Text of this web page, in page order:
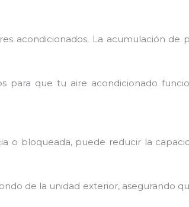
acondicionados. La acumulación de
para que tu aire acondicionado
o bloqueada, puede reducir la
de la unidad exterior, asegurando